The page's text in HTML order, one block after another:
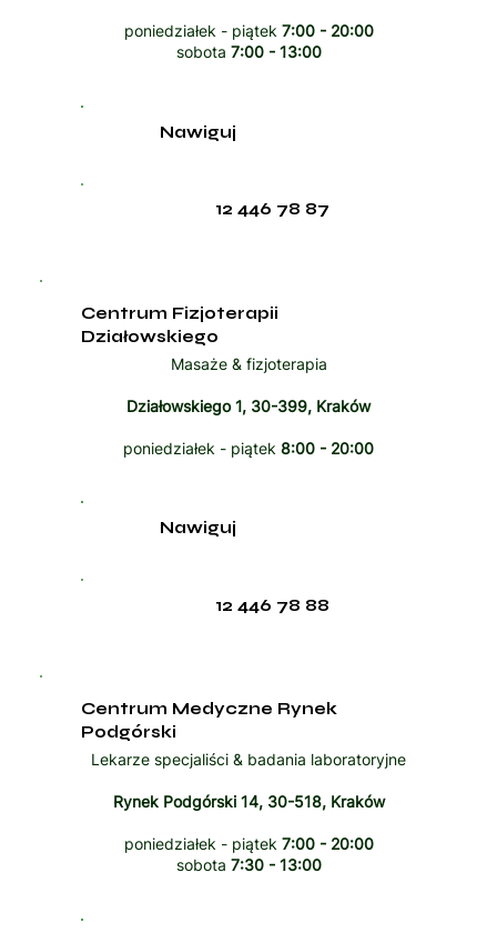
poniedziałek - piątek 7:00 - 20:00
sobota 7:00 - 13:00
12 446 78 87
Nawiguj
Centrum Fizjoterapii
Działowskiego
Masaże & fizjoterapia
Działowskiego 1, 30-399, Kraków
poniedziałek - piątek 8:00 - 20:00
12 446 78 88
Nawiguj
Centrum Medyczne Rynek
Podgórski
Lekarze specjaliści & badania laboratoryjne
Rynek Podgórski 14, 30-518, Kraków
poniedziałek - piątek 7:00 - 20:00
sobota 7:30 - 13:00